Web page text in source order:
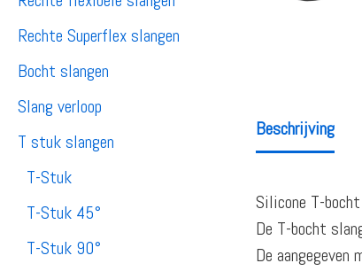
Rechte Superflex slangen
Bocht slangen
Slang verloop
T stuk slangen
T-Stuk
T-Stuk 45°
T-Stuk 90°
Beschrijving
Silicone T-
De T-bocht
De